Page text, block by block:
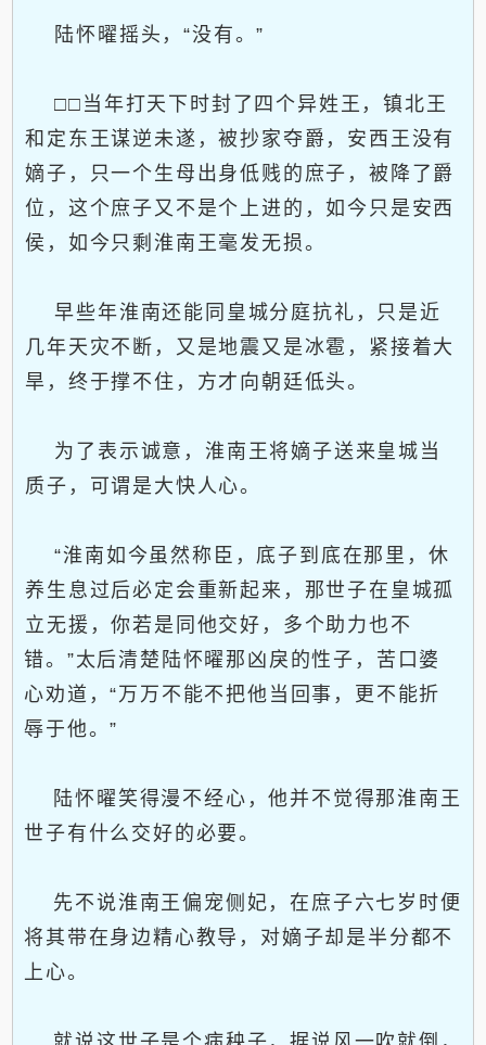
陆怀曜摇头，“没有。”
□□当年打天下时封了四个异姓王，镇北王
和定东王谋逆未遂，被抄家夺爵，安西王没有
嫡子，只一个生母出身低贱的庶子，被降了爵
位，这个庶子又不是个上进的，如今只是安西
侯，如今只剩淮南王毫发无损。
早些年淮南还能同皇城分庭抗礼，只是近
几年天灾不断，又是地震又是冰雹，紧接着大
旱，终于撑不住，方才向朝廷低头。
为了表示诚意，淮南王将嫡子送来皇城当
质子，可谓是大快人心。
“淮南如今虽然称臣，底子到底在那里，休
养生息过后必定会重新起来，那世子在皇城孤
立无援，你若是同他交好，多个助力也不
错。”太后清楚陆怀曜那凶戾的性子，苦口婆
心劝道，“万万不能不把他当回事，更不能折
辱于他。”
陆怀曜笑得漫不经心，他并不觉得那淮南王
世子有什么交好的必要。
先不说淮南王偏宠侧妃，在庶子六七岁时便
将其带在身边精心教导，对嫡子却是半分都不
上心。